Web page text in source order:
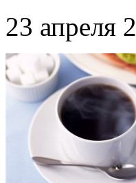
23 апреля